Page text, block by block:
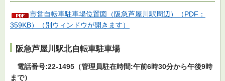
市営自転車駐車場位置図（阪急芦屋川駅周辺）（PDF：
359KB）（別ウィンドウが開きます）
阪急芦屋川駅北自転車駐車場
電話番号:22-1495（管理員駐在時間:午前6時30分から午後9時
まで）